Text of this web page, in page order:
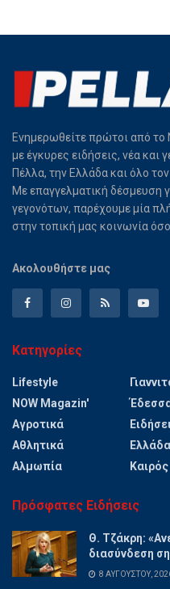
Ενημερωθείτε πρώτοι από το
με έγκυρες ειδήσεις, νέα και
Πέλλα, την Ελλάδα και όλο
Με επαγγελματική δέσμευση
γεγονότων, παρέχουμε μία
στην τοπική μας κοινωνία
Ακολουθήστε μας
Κατηγορίες
Lifestyle
NOW Magazin'
Αγροτικά
Αθλητικά
Αλμωπία
Ελλάδα
Καιρός
Πρόσφατες Ειδήσεις
Θ. Τζάκρη:
διασύνδεση
8 ΑΥΓΟΎΣΤΟΥ,